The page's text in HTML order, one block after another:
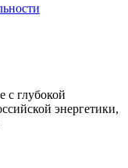
с глубокой
энергетики,